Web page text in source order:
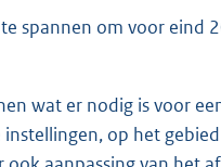
spannen om voor
wat er nodig is voor
op het